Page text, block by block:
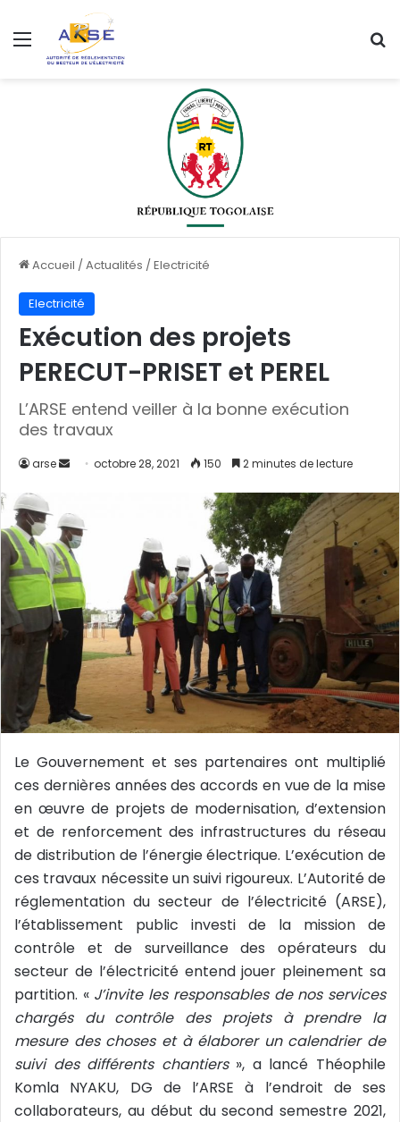
Menu
Accueil /Actualités /Electricité
Electricité
Exécution des projets
PERECUT-PRISET et PEREL
L’ARSE entend veiller à la bonne exécution
des travaux
arse
o
y
e
u
u
r
i
e
l
octobre 28, 2021 150 2 minutes de lecture
Le Gouvernement et ses partenaires ont multiplié
ces dernières années des accords en vue de la mise
en œuvre de projets de modernisation, d’extension
et de renforcement des infrastructures du réseau
de distribution de l’énergie électrique. L’exécution de
ces travaux nécessite un suivi rigoureux. L’Autorité de
réglementation du secteur de l’électricité (ARSE),
l’établissement public investi de la mission de
contrôle et de surveillance des opérateurs du
secteur de l’électricité entend jouer pleinement sa
partition. « J’invite les responsables de nos services
chargés du contrôle des projets à prendre la
mesure des choses et à élaborer un calendrier de
suivi des différents chantiers», a lancé Théophile
Komla NYAKU, DG de l’ARSE à l’endroit de ses
collaborateurs, au début du second semestre 2021,